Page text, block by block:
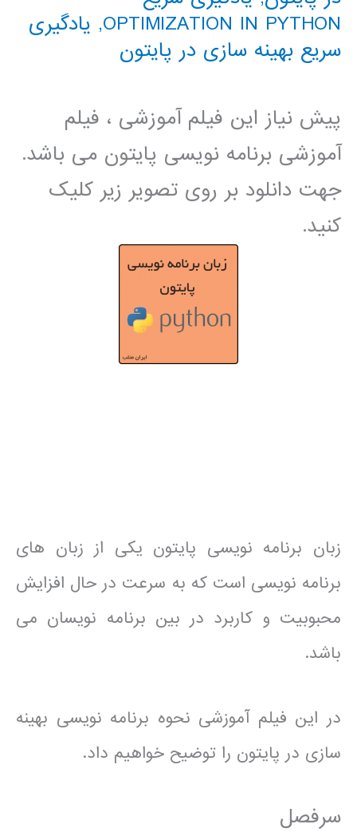
OPTIMIZATION IN PYTHON
, یادگیری
سریع بهینه سازی در پایتون
پیش نیاز این فیلم آموزشی ، فیلم
آموزشی برنامه نویسی پایتون می باشد.
جهت دانلود بر روی تصویر زیر کلیک
کنید.
زبان برنامه نویسی پایتون یکی از زبان های
برنامه نویسی است که به سرعت در حال افزایش
محبوبیت و کاربرد در بین برنامه نویسان می
باشد.
در این فیلم آموزشی نحوه برنامه نویسی بهینه
سازی در پایتون را توضیح خواهیم داد.
سرفصل